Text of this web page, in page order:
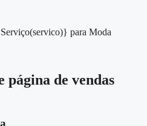
página de vendas